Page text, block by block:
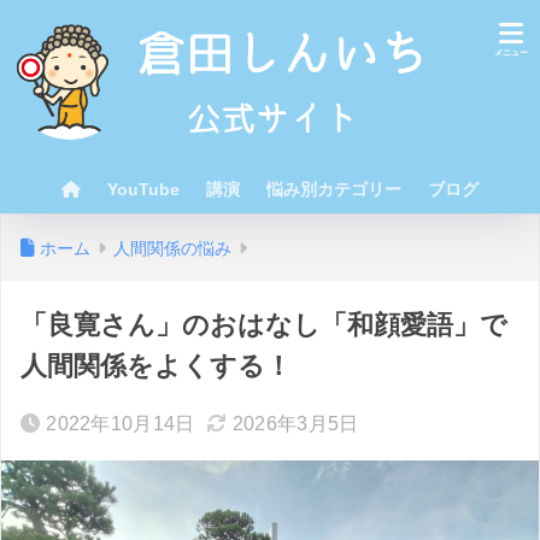
YouTube 講演 悩み別カテゴリー ブログ
ホーム 人間関係の悩み
「良寛さん」のおはなし「和顔愛語」で
人間関係をよくする！
2022年10月14日 2026年3月5日